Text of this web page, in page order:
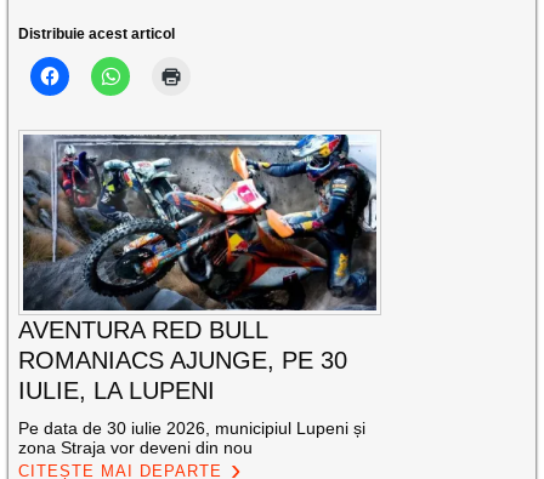
Distribuie acest articol
AVENTURA RED BULL
ROMANIACS AJUNGE, PE 30
IULIE, LA LUPENI
Pe data de 30 iulie 2026, municipiul Lupeni și
zona Straja vor deveni din nou
CITEȘTE MAI DEPARTE